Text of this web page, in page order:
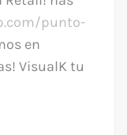
punto-
en
VisualK tu